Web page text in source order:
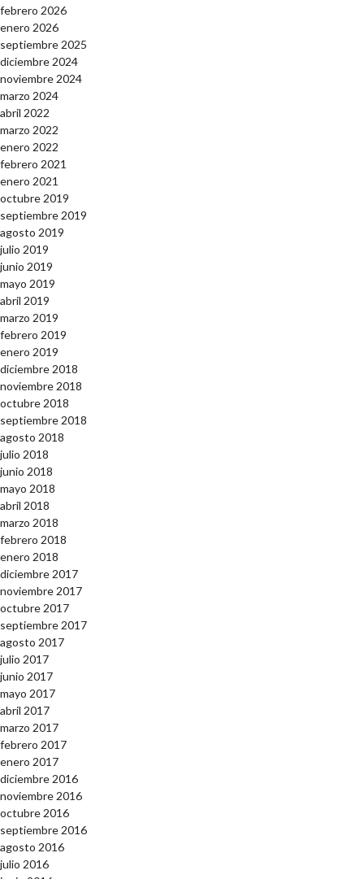
febrero 2026
enero 2026
septiembre 2025
diciembre 2024
noviembre 2024
marzo 2024
abril 2022
marzo 2022
enero 2022
febrero 2021
enero 2021
octubre 2019
septiembre 2019
agosto 2019
julio 2019
junio 2019
mayo 2019
abril 2019
marzo 2019
febrero 2019
enero 2019
diciembre 2018
noviembre 2018
octubre 2018
septiembre 2018
agosto 2018
julio 2018
junio 2018
mayo 2018
abril 2018
marzo 2018
febrero 2018
enero 2018
diciembre 2017
noviembre 2017
octubre 2017
septiembre 2017
agosto 2017
julio 2017
junio 2017
mayo 2017
abril 2017
marzo 2017
febrero 2017
enero 2017
diciembre 2016
noviembre 2016
octubre 2016
septiembre 2016
agosto 2016
julio 2016